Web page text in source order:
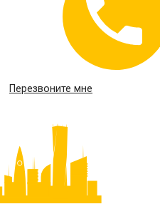
Перезвоните мне